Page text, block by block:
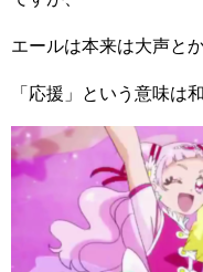
エールは本来は大声と
「応援」という意味は